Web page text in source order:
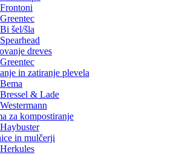
Frontoni
Greentec
Bi šel/šla
Spearhead
dreves
Greentec
in zatiranje plevela
Bema
Bressel & Lade
Westermann
za kompostiranje
Haybuster
in mulčerji
Herkules